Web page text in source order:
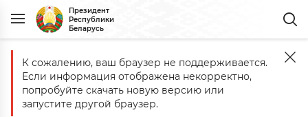
Президент
Республики
Беларусь
Главная События Готовится проект Указа Президента
Готовится проект Указа
Президента Беларуси о
К сожалению, ваш браузер не поддерживается.
Если информация отображена некорректно,
попробуйте скачать новую версию или
запустите другой браузер.